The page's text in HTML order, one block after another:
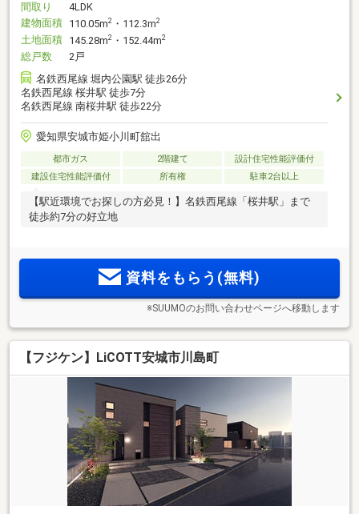
間取り
4LDK
建物面積 110.05m2 ・112.3m2
土地面積 145.28m2 ・152.44m2
総戸数
2戸
名鉄西尾線 堀内公園駅 徒歩26分
名鉄西尾線 桜井駅 徒歩7分
名鉄西尾線 南桜井駅 徒歩22分
愛知県安城市姫小川町舘出
都市ガス 2階建て
設計住宅性能評価付
建設住宅性能評価付
所有権 駐車2台以上
【駅近環境でお探しの方必見！】名鉄西尾線「桜井駅」まで
徒歩約7分の好立地
資料をもらう(無料)
※SUUMOのお問い合わせページへ移動します
【フジケン】LiCOTT安城市川島町